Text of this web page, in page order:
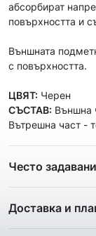
абсорбират
повърхността и
Външната
с повърхността.
ЦВЯТ: Черен
СЪСТАВ: Външна
Вътрешна част -
Често
ще получа?
Доставка и